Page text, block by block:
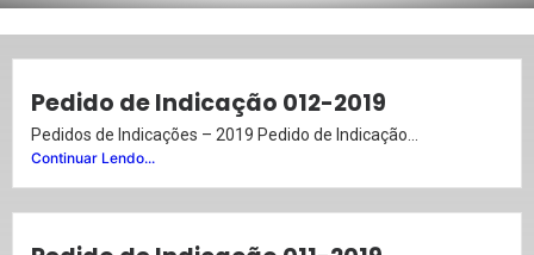
Pedido de Indicação 012-2019
Pedidos de Indicações – 2019 Pedido de Indicação...
Continuar Lendo...